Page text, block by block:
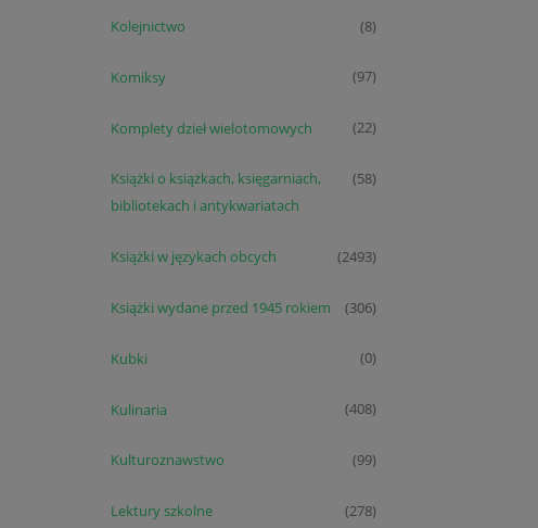
Kolejnictwo (8)
Komiksy (97)
Komplety dzieł wielotomowych (22)
Książki o książkach, księgarniach,
bibliotekach i antykwariatach
(58)
Książki w językach obcych (2493)
Książki wydane przed 1945 rokiem (306)
Kubki (0)
Kulinaria (408)
Kulturoznawstwo (99)
Lektury szkolne (278)